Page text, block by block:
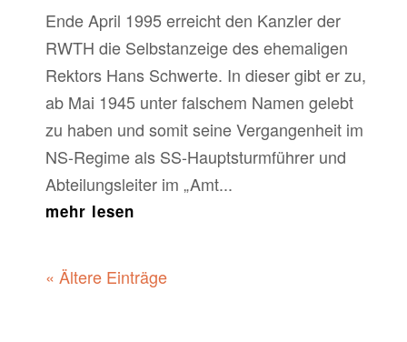
Ende April 1995 erreicht den Kanzler der
RWTH die Selbstanzeige des ehemaligen
Rektors Hans Schwerte. In dieser gibt er zu,
ab Mai 1945 unter falschem Namen gelebt
zu haben und somit seine Vergangenheit im
NS-Regime als SS-Hauptsturmführer und
Abteilungsleiter im „Amt...
mehr lesen
« Ältere Einträge